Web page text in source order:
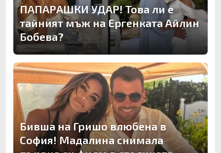
ПАПАРАШКИ УДАР! Това ли е
тайният мъж на Ергенката Айлин
Бобева?
Бивша на Гришо влюбена в
София! Мадалина снимала